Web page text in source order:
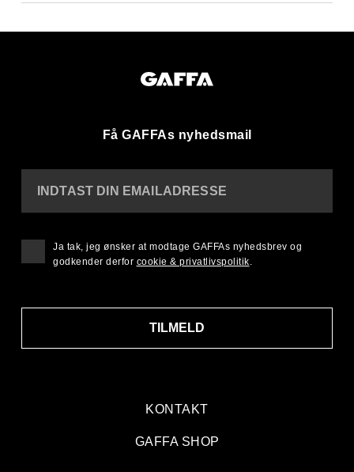
Få GAFFAs nyhedsmail
KONTAKT
GAFFA SHOP
INDTAST DIN EMAILADRESSE
TILMELD
Ja tak, jeg ønsker at modtage GAFFAs nyhedsbrev og
godkender derfor cookie & privatlivspolitik.